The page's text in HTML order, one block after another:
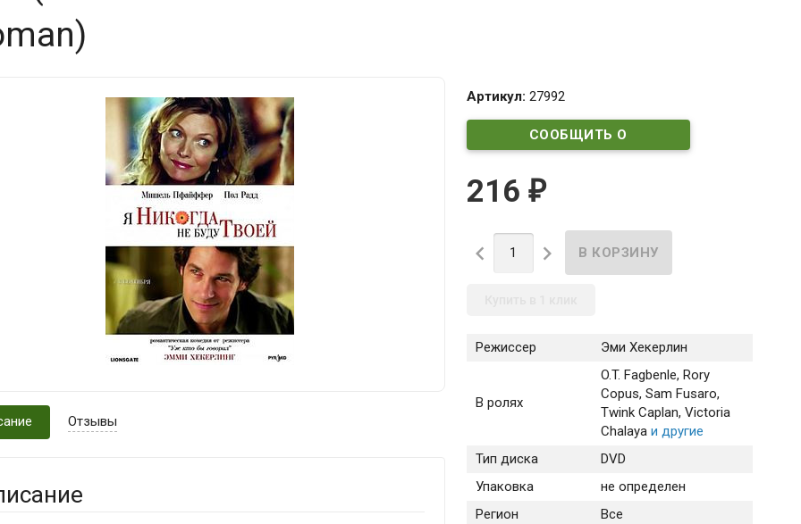
Артикул: 27992
СООБЩИТЬ О
216 ₽
 
Режиссер Эми Хекерлин
В ролях
O.T. Fagbenle, Rory
Copus, Sam Fusaro,
Twink Caplan, Victoria
Chalayaи другие
Тип диска
DVD
Упаковка
не определен
Регион
Все
Отзывы